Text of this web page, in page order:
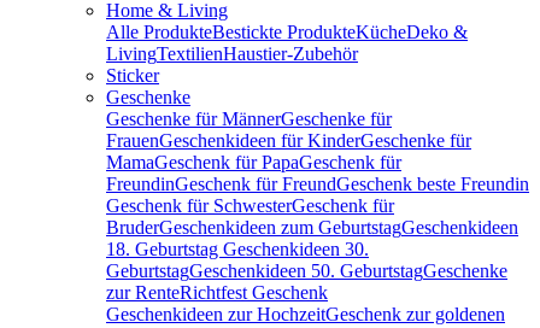
Home & Living
Alle ProdukteBestickte ProdukteKücheDeko &
LivingTextilienHaustier-Zubehör
Sticker
Geschenke
Geschenke für MännerGeschenke für
FrauenGeschenkideen für KinderGeschenke für
MamaGeschenk für PapaGeschenk für
FreundinGeschenk für FreundGeschenk beste Freundin
Geschenk für SchwesterGeschenk für
BruderGeschenkideen zum GeburtstagGeschenkideen
18. Geburtstag Geschenkideen 30.
GeburtstagGeschenkideen 50. GeburtstagGeschenke
zur RenteRichtfest Geschenk
Geschenkideen zur HochzeitGeschenk zur goldenen